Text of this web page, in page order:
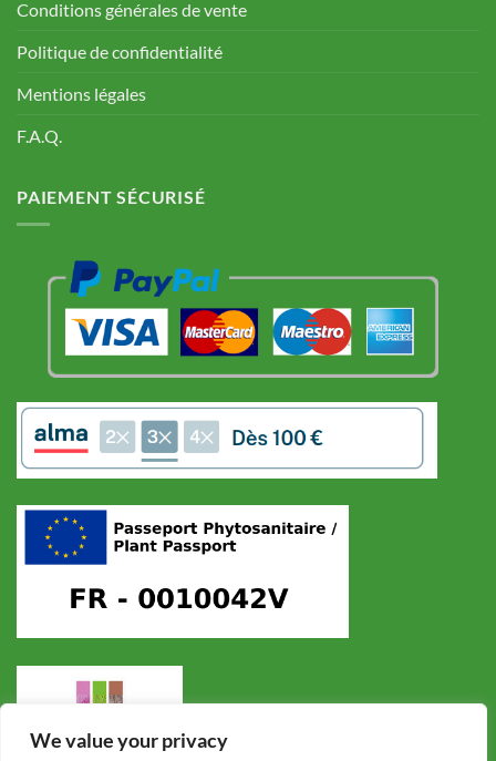
We value your privacy
Conditions générales de vente
Politique de confidentialité
Mentions légales
F.A.Q.
PAIEMENT SÉCURISÉ